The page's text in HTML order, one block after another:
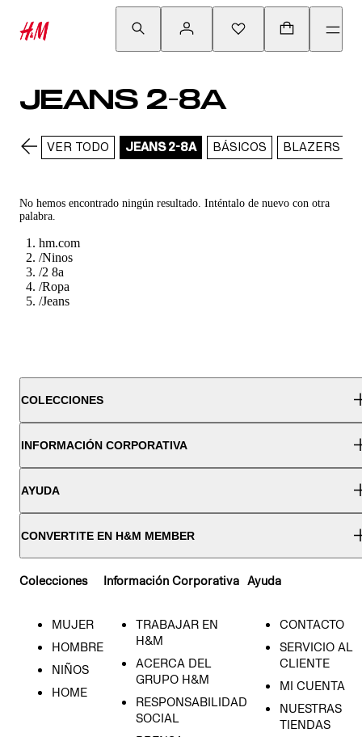
JEANS 2-8A
VER TODO JEANS 2-8A BÁSICOS BLAZERS Y
No hemos encontrado ningún resultado. Inténtalo de nuevo con otra
palabra.
hm.com
/Ninos
/2 8a
/Ropa
/Jeans
COLECCIONES
INFORMACIÓN CORPORATIVA
AYUDA
CONVERTITE EN H&M MEMBER
Colecciones
MUJER
HOMBRE
NIÑOS
HOME
Información Corporativa
TRABAJAR EN
H&M
ACERCA DEL
GRUPO H&M
RESPONSABILIDAD
SOCIAL
Ayuda
CONTACTO
SERVICIO AL
CLIENTE
MI CUENTA
NUESTRAS
TIENDAS